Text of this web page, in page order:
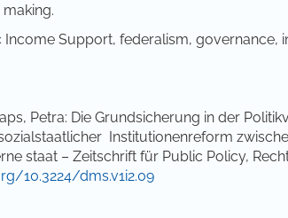
Income Support, federalism, governance,
Petra: Die Grundsicherung in der
Institutionenreform
staat – Zeitschrift für Public Policy,
10.3224/dms.v1i2.09